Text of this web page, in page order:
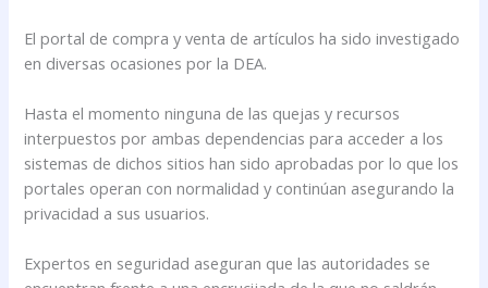
El portal de compra y venta de artículos ha sido investigado
en diversas ocasiones por la DEA.
Hasta el momento ninguna de las quejas y recursos
interpuestos por ambas dependencias para acceder a los
sistemas de dichos sitios han sido aprobadas por lo que los
portales operan con normalidad y continúan asegurando la
privacidad a sus usuarios.
Expertos en seguridad aseguran que las autoridades se